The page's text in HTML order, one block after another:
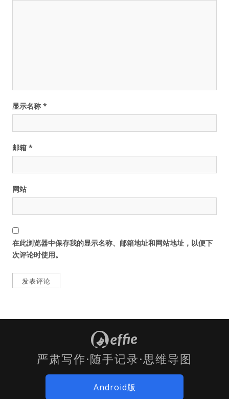
显示名称 *
邮箱 *
网站
在此浏览器中保存我的显示名称、邮箱地址和网站地址，以便下
次评论时使用。
严肃写作·随手记录·思维导图
Android版